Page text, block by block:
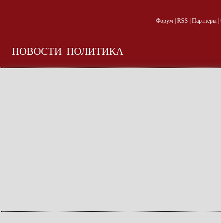
Форум| RSS Партнеры|
НОВОСТИ ПОЛИТИКА